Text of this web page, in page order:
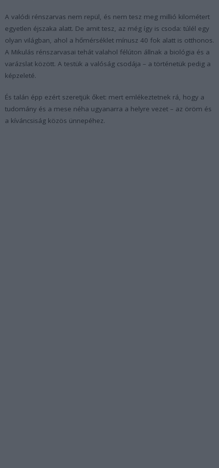
A valódi rénszarvas nem repül, és nem tesz meg millió kilométert
egyetlen éjszaka alatt. De amit tesz, az még így is csoda: túlél egy
olyan világban, ahol a hőmérséklet mínusz 40 fok alatt is otthonos.
A Mikulás rénszarvasai tehát valahol félúton állnak a biológia és a
varázslat között. A testük a valóság csodája – a történetük pedig a
képzeleté.
És talán épp ezért szeretjük őket: mert emlékeztetnek rá, hogy a
tudomány és a mese néha ugyanarra a helyre vezet – az öröm és
a kíváncsiság közös ünnepéhez.